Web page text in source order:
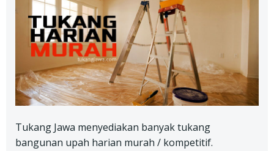
Tukang Jawa menyediakan banyak tukang
bangunan upah harian murah / kompetitif.